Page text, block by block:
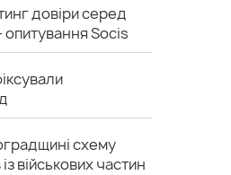
довіри серед
опитування Socis
схему
військових частин